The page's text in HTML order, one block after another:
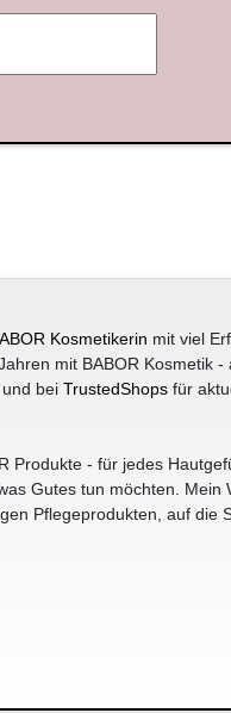
Kosmetikerin mit viel
mit BABOR Kosmetik -
und bei TrustedShopsfür
Produkte - für jedes
Gutes tun möchten. Mein
Pflegeprodukten, auf die